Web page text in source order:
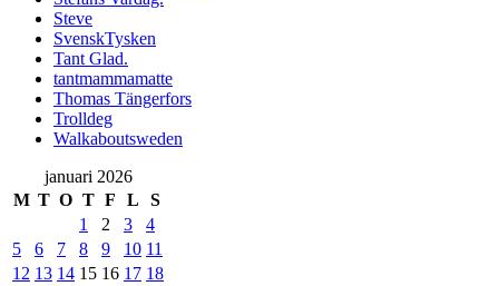
Steve
SvenskTysken
Tant Glad.
tantmammamatte
Thomas Tängerfors
Trolldeg
Walkaboutsweden
januari 2026
M T O T F L
S
1
2 3
4
5
6 7 8 9 10 11
12 13 14 15 16 17 18